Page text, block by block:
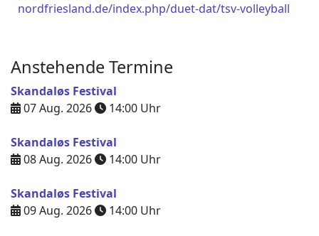
nordfriesland.de/index.php/duet-dat/tsv-volleyball
Anstehende Termine
Skandaløs Festival
07 Aug. 2026
14:00 Uhr
Skandaløs Festival
08 Aug. 2026
14:00 Uhr
Skandaløs Festival
09 Aug. 2026
14:00 Uhr